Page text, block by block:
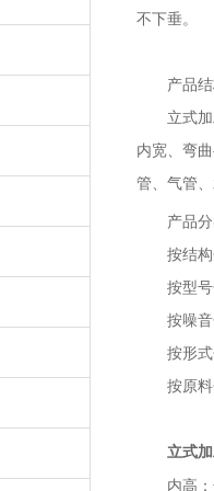
不下垂。
产品结
立式加工
内宽、弯
管、气管
产品分
按结构
按型号
按噪音
按形式
按原料
立式
内高：选